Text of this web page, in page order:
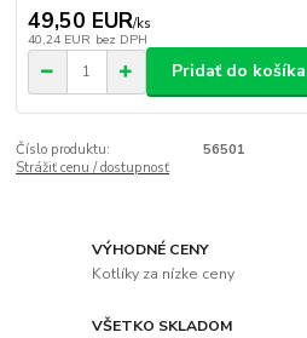
49,50 EUR/ks
40,24 EUR bez DPH
Pridať do košíka
Číslo produktu:
56501
Strážiť cenu / dostupnosť
VÝHODNÉ CENY
Kotlíky za nízke ceny
VŠETKO SKLADOM